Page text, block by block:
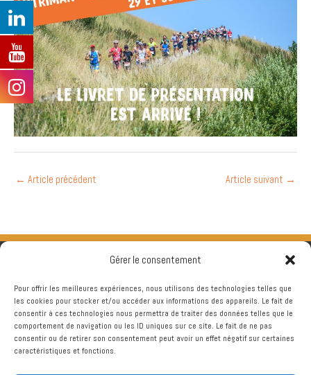
Gérer le consentement
Pour offrir les meilleures expériences, nous utilisons des technologies telles que
les cookies pour stocker et/ou accéder aux informations des appareils. Le fait de
consentir à ces technologies nous permettra de traiter des données telles que le
comportement de navigation ou les ID uniques sur ce site. Le fait de ne pas
consentir ou de retirer son consentement peut avoir un effet négatif sur certaines
caractéristiques et fonctions.
← Article précédent Article suivant →